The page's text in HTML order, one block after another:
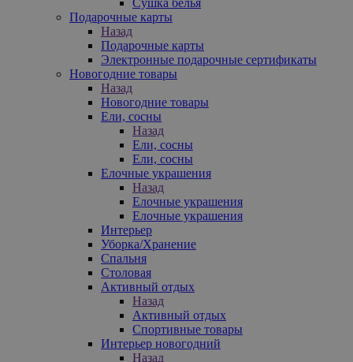
Подарочные карты
Назад
Подарочные карты
Электронные подарочные сертификаты
Новогодние товары
Назад
Новогодние товары
Ели, сосны
Назад
Ели, сосны
Ели, сосны
Елочные украшения
Назад
Елочные украшения
Елочные украшения
Интерьер
Уборка/Хранение
Спальня
Столовая
Активный отдых
Назад
Активный отдых
Спортивные товары
Интерьер новогодний
Назад